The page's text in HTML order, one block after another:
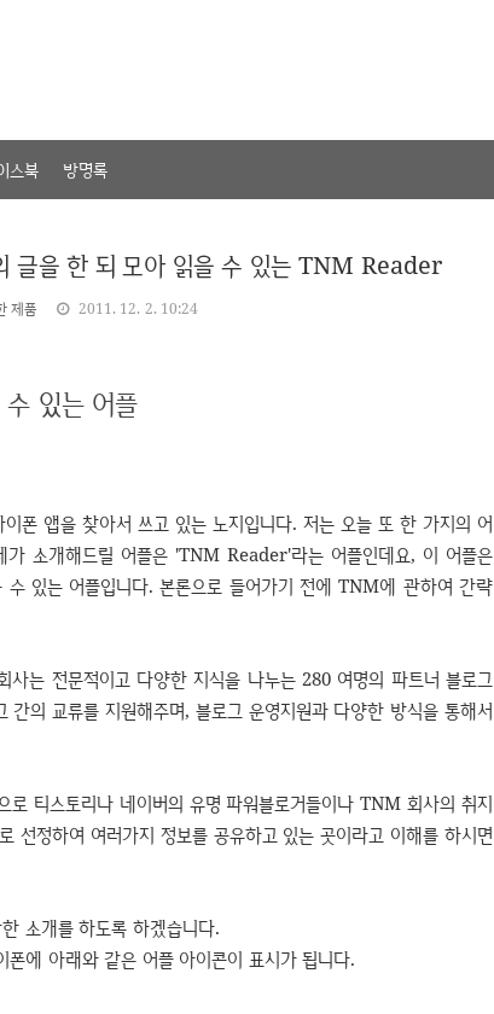
스북 방명록
글을 한 되 모아 읽을 수 있는 TNM Reader
제품 2011. 12. 2. 10:24
있는 어플
폰 앱을 찾아서 쓰고 있는 노지입니다. 저는 오늘 또 한 가지의 어
소개해드릴 어플은 'TNM Reader'라는 어플인데요, 이 어플은
있는 어플입니다. 본론으로 들어가기 전에 TNM에 관하여 간략
는 전문적이고 다양한 지식을 나누는 280 여명의 파트너 블로그
간의 교류를 지원해주며, 블로그 운영지원과 다양한 방식을 통해서
티스토리나 네이버의 유명 파워블로거들이나 TNM 회사의 취지
선정하여 여러가지 정보를 공유하고 있는 곳이라고 이해를 하시면
소개를 하도록 하겠습니다.
에 아래와 같은 어플 아이콘이 표시가 됩니다.